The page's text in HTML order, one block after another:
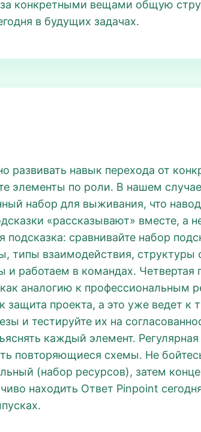
конкретными вещами общую
в будущих задачах.
навык перехода от
элементы по роли. В нашем
набор для выживания, что
«рассказывают» вместе, а
сравнивайте набор
взаимодействия, структуры
работаем в командах. Четвертая
аналогию к профессиональным
проекта, а это уже ведет к
и тестируйте их на
каждый элемент.
повторяющиеся схемы. Не
(набор ресурсов), затем
находить Ответ Pinpoint